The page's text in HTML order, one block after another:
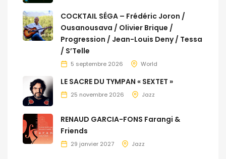
COCKTAIL SÉGA – Frédéric Joron /
Ousanousava / Olivier Brique /
Progression / Jean-Louis Deny / Tessa
/ S’Telle
5 septembre 2026 World
LE SACRE DU TYMPAN « SEXTET »
25 novembre 2026 Jazz
RENAUD GARCIA-FONS Farangi &
Friends
29 janvier 2027 Jazz